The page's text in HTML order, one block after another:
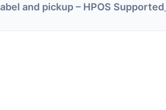
and pickup – HPOS Supported